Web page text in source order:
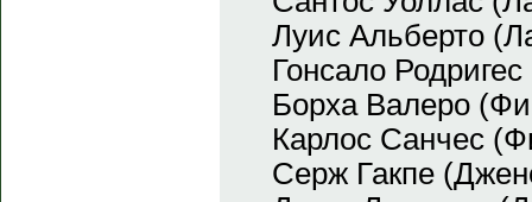
Луис Альберто
Гонсало
Борха Валеро
Карлос Санчес
Серж Гакпе